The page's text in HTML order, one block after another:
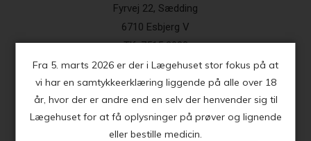
Fyrvej 22, Sædding
6710 Esbjerg V
Tlf: 7515 3088
Privatlivspolitik
Fra 5. marts 2026 er der i Lægehuset stor fokus på at
vi har en samtykkeerklæring liggende på alle over 18
år, hvor der er andre end en selv der henvender sig til
Lægehuset for at få oplysninger på prøver og lignende
eller bestille medicin.